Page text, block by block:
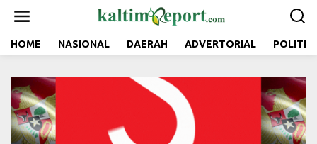
t
HOME NASIONAL DAERAH ADVERTORIAL POLITIK